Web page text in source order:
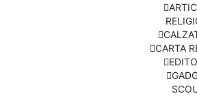
CARTA